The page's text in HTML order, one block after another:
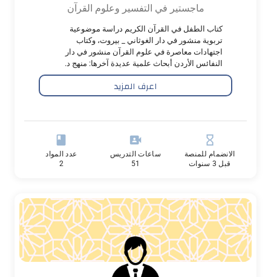
ماجستير في التفسير وعلوم القرآن
كتاب الطفل في القرآن الكريم دراسة موضوعية
تربوية منشور في دار الغوثاني _ بيروت، وكتاب
اجتهادات معاصرة في علوم القرآن منشور في دار
النفائس الأردن أبحاث علمية عديدة آخرها: منهج د.
عدنان زرزور في كتابه المختصر في تفسير القرآن _
منشور في مجلة الشهاباعرف المزيد
hourglass_empty
الانضمام للمنصة
قبل 3 سنوات
video_camera_front
ساعات التدريس
51
book
عدد المواد
2